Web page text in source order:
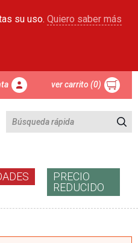
su uso. Quiero saber más
ver carrito (0)
PRECIO
REDUCIDO